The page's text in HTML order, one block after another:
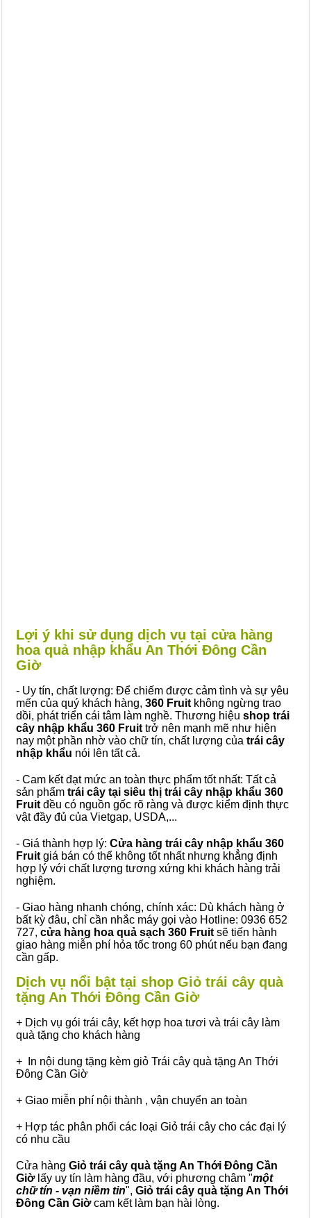
Lợi ý khi sử dụng dịch vụ tại cửa hàng
hoa quả nhập khẩu An Thới Đông Cần
Giờ
- Uy tín, chất lượng: Để chiếm được cảm tình và sự yêu
mến của quý khách hàng, 360 Fruit không ngừng trao
dồi, phát triển cái tâm làm nghề. Thương hiệu shop trái
cây nhập khẩu 360 Fruit trở nên mạnh mẽ như hiện
nay một phần nhờ vào chữ tín, chất lượng của trái cây
nhập khẩu nói lên tất cả.
- Cam kết đạt mức an toàn thực phẩm tốt nhất: Tất cả
sản phẩm trái cây tại siêu thị trái cây nhập khẩu 360
Fruit đều có nguồn gốc rõ ràng và được kiểm định thực
vật đầy đủ của Vietgap, USDA,...
- Giá thành hợp lý: Cửa hàng trái cây nhập khẩu 360
Fruit giá bán có thể không tốt nhất nhưng khẳng định
hợp lý với chất lượng tương xứng khi khách hàng trải
nghiệm.
- Giao hàng nhanh chóng, chính xác: Dù khách hàng ở
bất kỳ đâu, chỉ cần nhắc máy gọi vào Hotline: 0936 652
727, cửa hàng hoa quả sạch 360 Fruit sẽ tiến hành
giao hàng miễn phí hỏa tốc trong 60 phút nếu bạn đang
cần gấp.
Dịch vụ nổi bật tại shop Giỏ trái cây quà
tặng An Thới Đông Cần Giờ
+ Dịch vụ gói trái cây, kết hợp hoa tươi và trái cây làm
quà tặng cho khách hàng
+ In nội dung tặng kèm giỏ Trái cây quà tặng An Thới
Đông Cần Giờ
+ Giao miễn phí nội thành , vận chuyển an toàn
+ Hợp tác phân phối các loại Giỏ trái cây cho các đại lý
có nhu cầu
Cửa hàng Giỏ trái cây quà tặng An Thới Đông Cần
Giờlấy uy tín làm hàng đầu, với phương châm "một
chữ tín - vạn niềm tin", Giỏ trái cây quà tặng An Thới
Đông Cần Giờcam kết làm bạn hài lòng.